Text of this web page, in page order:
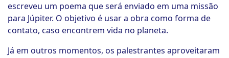
escreveu um poema que será enviado em uma missão
para Júpiter. O objetivo é usar a obra como forma de
contato, caso encontrem vida no planeta.
Já em outros momentos, os palestrantes aproveitaram